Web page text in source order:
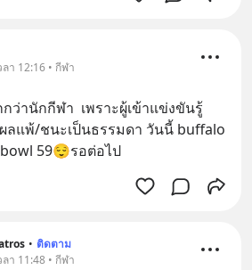
า 12:16 • กีฬา
ว่านักกีฬา  เพราะผู้เข้าแข่งขันรู้
ลแพ้/ชนะเป็นธรรมดา วันนี้ buffalo
59😌รอต่อไป
• ติดตาม
า 11:48 • กีฬา